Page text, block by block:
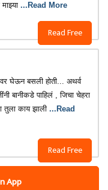
Read Free
...Read More
Read Free
घेऊन बसली होती... अथर्व
बानीकडे पाहिलं , जिचा चेहरा
तुला काय झाली ...Read
App